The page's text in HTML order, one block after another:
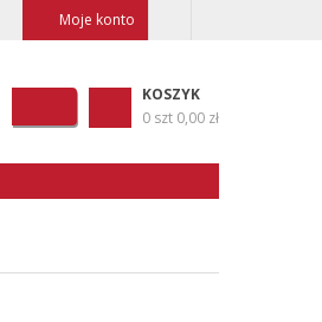
Moje konto
KOSZYK
0 szt 0,00 zł